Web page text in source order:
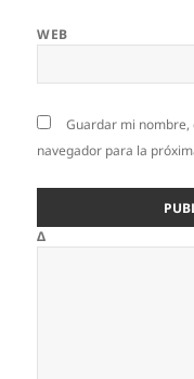
WEB
Guardar mi
navegador para la
Δ